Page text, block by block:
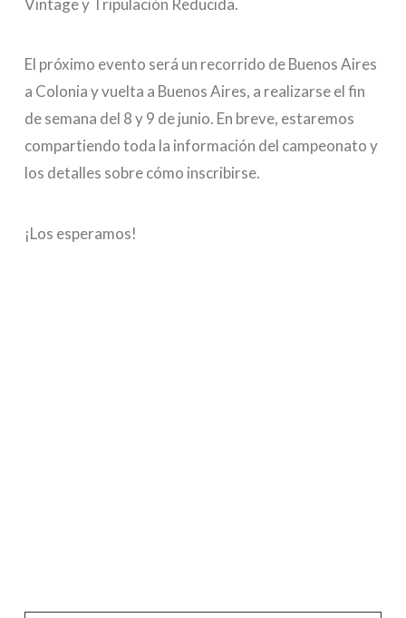
El próximo evento será un recorrido de Buenos Aires
a Colonia y vuelta a Buenos Aires, a realizarse el fin
de semana del 8 y 9 de junio. En breve, estaremos
compartiendo toda la información del campeonato y
los detalles sobre cómo inscribirse.
¡Los esperamos!